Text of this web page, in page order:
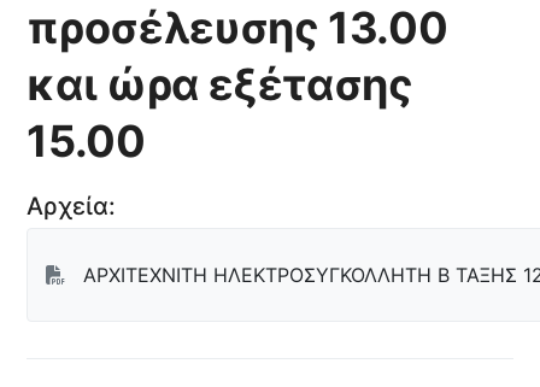
προσέλευσης 13.00
και ώρα εξέτασης
15.00
Αρχεία:
ΑΡΧΙΤΕΧΝΙΤΗ ΗΛΕΚΤΡΟΣΥΓΚΟΛΛΗΤΗ Β ΤΑΞΗΣ